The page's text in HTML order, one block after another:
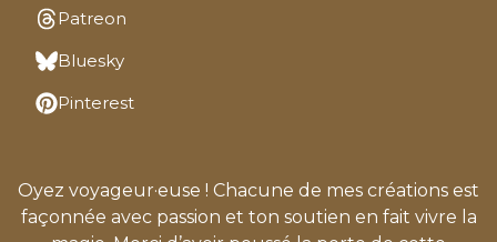
Patreon
Bluesky
Pinterest
Oyez voyageur·euse ! Chacune de mes créations est
façonnée avec passion et ton soutien en fait vivre la